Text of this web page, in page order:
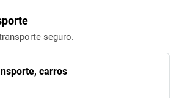
seguro.
carros